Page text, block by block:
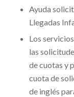
Ayuda
Llegadas
Los
las
de cuotas y
cuota de
de inglés